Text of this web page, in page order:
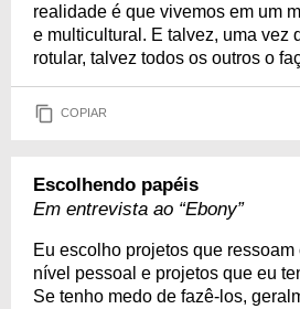
realidade é que vivemos em um
e multicultural. E talvez, uma vez
rotular, talvez todos os outros o
COPIAR
Escolhendo papéis
Em entrevista ao “Ebony”
Eu escolho projetos que
nível pessoal e projetos que eu
Se tenho medo de fazê-los,